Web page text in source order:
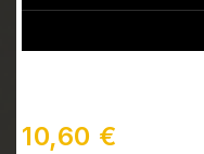
10,60 €